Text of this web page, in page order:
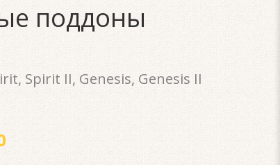
поддоны
Spirit II, Genesis, Genesis II